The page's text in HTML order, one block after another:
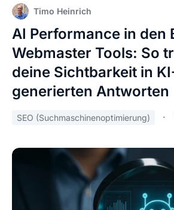
Timo Heinrich
AI Performance in den
Webmaster Tools: So
deine Sichtbarkeit in
generierten Antworten
SEO (Suchmaschinenoptimierung)